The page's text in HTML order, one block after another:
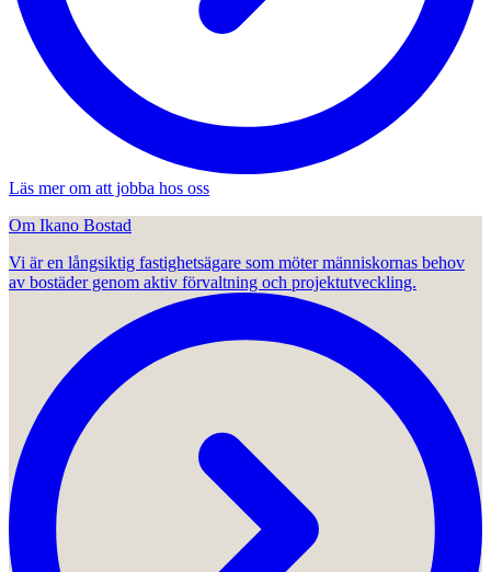
Läs mer om att jobba hos oss
Om Ikano Bostad
Vi är en långsiktig fastighetsägare som möter människornas behov
av bostäder genom aktiv förvaltning och projektutveckling.